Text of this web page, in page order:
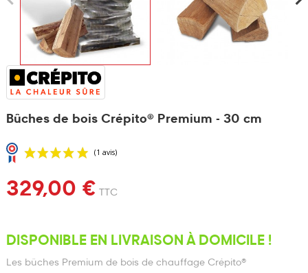
Bûches de bois Crépito® Premium - 30 cm
329,00 € TTC
DISPONIBLE EN LIVRAISON À DOMICILE !
Les bûches Premium de bois de chauffage Crépito®